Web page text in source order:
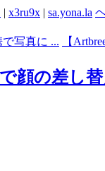
| x3ru9x | sa.yona.la
で写真に ... 【
顔の差し